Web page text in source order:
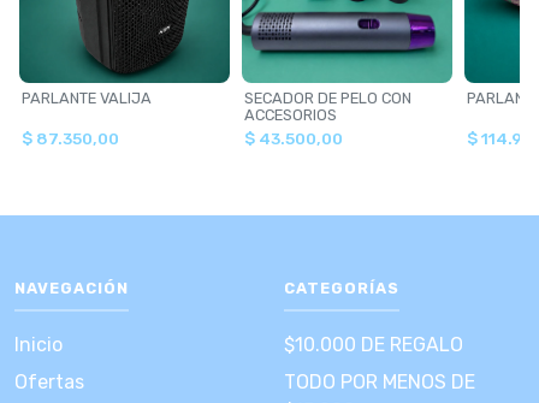
PARLANTE VALIJA
$ 87.350,00
SECADOR DE PELO CON
ACCESORIOS
$ 43.500,00 $
NAVEGACIÓN
Inicio
Ofertas
CATEGORÍAS
$10.000 DE REGALO
TODO POR MENOS DE